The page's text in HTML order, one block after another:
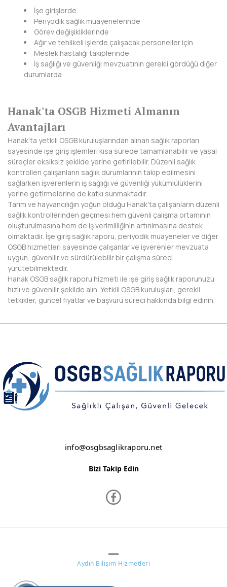
KARABÜK
KARAMAN
KARS
KASTAMONU
KIRIKKALE
KIRKLARELİ
KIRŞEHİR
KOCAELİ
KONYA
KÜTAHYA
MALATYA
MANİSA
MARDİN
NEVŞEHİR
NİĞDE
SİİRT
İşe girişlerde
Periyodik sağlık muayenelerinde
Görev değişikliklerinde
Ağır ve tehlikeli işlerde çalışacak personeller için
Meslek hastalığı takiplerinde
İş sağlığı ve güvenliği mevzuatının gerekli gördüğü diğer
durumlarda
Hanak'ta OSGB Hizmeti Almanın
Avantajları
Hanak'ta yetkili OSGB kuruluşlarından alınan sağlık raporları
sayesinde işe giriş işlemleri kısa sürede tamamlanabilir ve yasal
süreçler eksiksiz şekilde yerine getirilebilir. Düzenli sağlık
kontrolleri çalışanların sağlık durumlarının takip edilmesini
sağlarken işverenlerin iş sağlığı ve güvenliği yükümlülüklerini
yerine getirmelerine de katkı sunmaktadır.
Tarım ve hayvancılığın yoğun olduğu Hanak'ta çalışanların düzenli
sağlık kontrollerinden geçmesi hem güvenli çalışma ortamının
oluşturulmasına hem de iş verimliliğinin artırılmasına destek
olmaktadır. İşe giriş sağlık raporu, periyodik muayeneler ve diğer
OSGB hizmetleri sayesinde çalışanlar ve işverenler mevzuata
uygun, güvenilir ve sürdürülebilir bir çalışma süreci
yürütebilmektedir.
Hanak OSGB sağlık raporu hizmeti ile işe giriş sağlık raporunuzu
hızlı ve güvenilir şekilde alın. Yetkili OSGB kuruluşları, gerekli
tetkikler, güncel fiyatlar ve başvuru süreci hakkında bilgi edinin.
info@osgbsaglikraporu.net
Bizi Takip Edin
Aydın Bilişim Hizmetleri